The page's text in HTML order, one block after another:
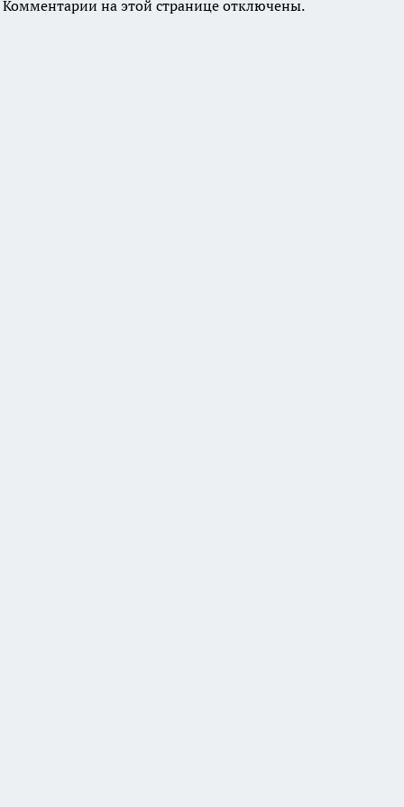
Комментарии на этой странице отключены.